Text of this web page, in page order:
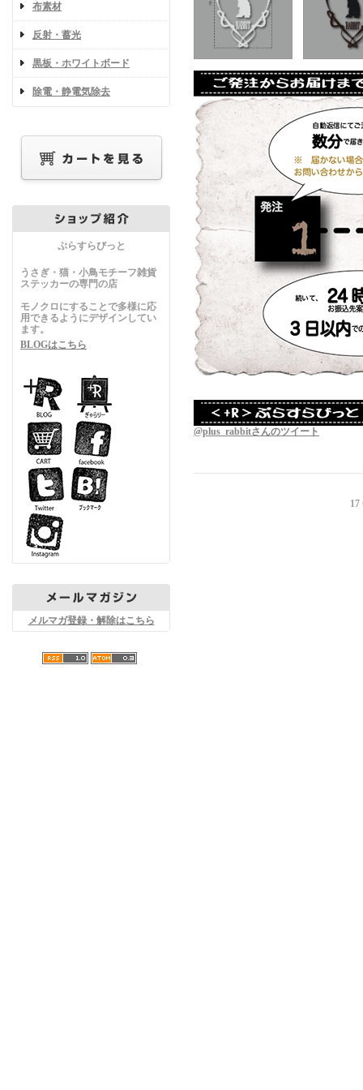
布素材
反射・蓄光
黒板・ホワイトボード
除電・静電気除去
ぷらすらびっと
うさぎ・猫・小鳥モチーフ雑貨
ステッカーの専門の店
モノクロにすることで多様に応
用できるようにデザインしてい
ます。
BLOGはこちら
メルマガ登録・解除はこちら
@plus_rabbitさんのツイート